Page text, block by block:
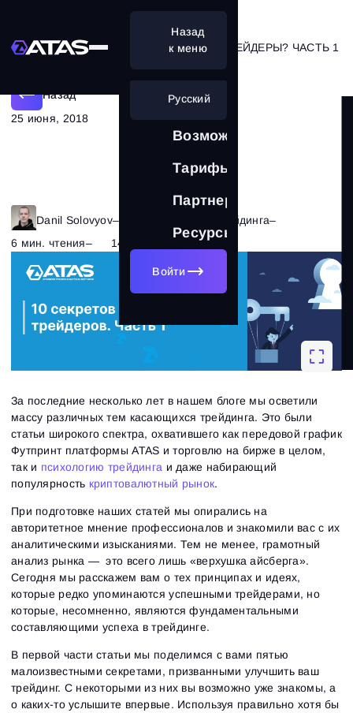
Возможности
Тарифы
Партнерам
Ресурсы
Русский
Войти
Назад
к меню
ЧТО СКРЫВАЮТ УСПЕШНЫЕ ТРЕЙДЕРЫ? ЧАСТЬ 1
Назад
25 июня, 2018
Danil Solovyov– Основы трейдинга–
6 мин. чтения– 14500
За последние несколько лет в нашем блоге мы осветили
массу различных тем касающихся трейдинга. Это были
статьи широкого спектра, охватившего как передовой график
Футпринт платформы ATAS и торговлю на бирже в целом,
так и психологию трейдинга и даже набирающий
популярность криптовалютный рынок.
При подготовке наших статей мы опирались на
авторитетное мнение профессионалов и знакомили вас с их
аналитическими изысканиями. Тем не менее, грамотный
анализ рынка — это всего лишь «верхушка айсберга».
Сегодня мы расскажем вам о тех принципах и идеях,
которые редко упоминаются успешными трейдерами, но
которые, несомненно, являются фундаментальными
составляющими успеха в трейдинге.
В первой части статьи мы поделимся с вами пятью
малоизвестными секретами, призванными улучшить ваш
трейдинг. С некоторыми из них вы возможно уже знакомы, а
о каких-то услышите впервые. Используя правильно хотя бы